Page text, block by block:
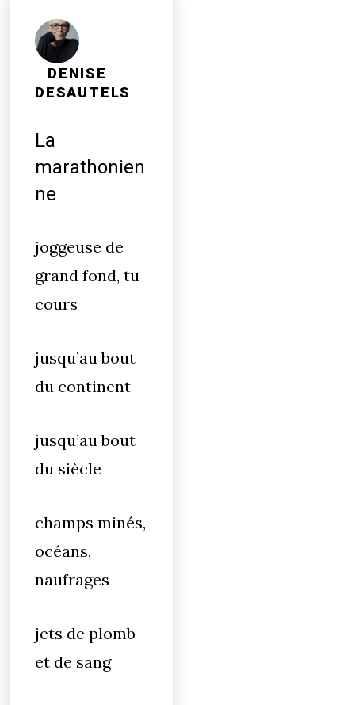
DENISE
DESAUTELS
La
marathonien
ne
joggeuse de
grand fond, tu
cours
jusqu’au bout
du continent
jusqu’au bout
du siècle
champs minés,
océans,
naufrages
jets de plomb
et de sang